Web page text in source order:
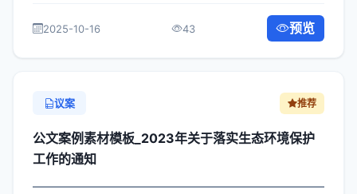
直属机构： 为深入贯彻落实习近平...
2025-10-16 43 预览
议案 推荐
公文案例素材模板_2023年关于落实生态环境保护
工作的通知